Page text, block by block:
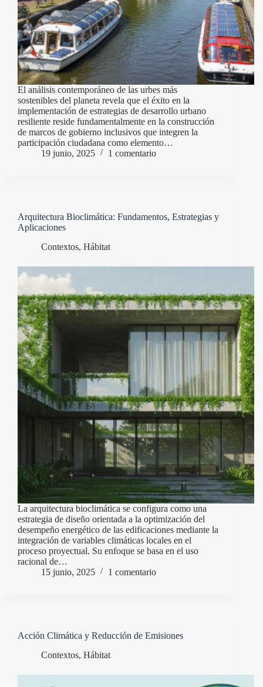
El análisis contemporáneo de las urbes más
sostenibles del planeta revela que el éxito en la
implementación de estrategias de desarrollo urbano
resiliente reside fundamentalmente en la construcción
de marcos de gobierno inclusivos que integren la
participación ciudadana como elemento…
19 junio, 2025
1 comentario
Arquitectura Bioclimática: Fundamentos, Estrategias y
Aplicaciones
Contextos, Hábitat
La arquitectura bioclimática se configura como una
estrategia de diseño orientada a la optimización del
desempeño energético de las edificaciones mediante la
integración de variables climáticas locales en el
proceso proyectual. Su enfoque se basa en el uso
racional de…
15 junio, 2025
1 comentario
Acción Climática y Reducción de Emisiones
Contextos, Hábitat